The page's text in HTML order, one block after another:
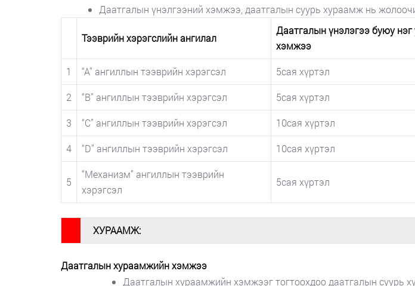
Даатгалын үнэлгээний хэмжээ, даатгалын суурь хураамж нь
Тээврийн хэрэгслийн ангилал
Даатгалын үнэлэгээ буюу
хэмжээ
1 “A” ангиллын тээврийн хэрэгсэл 5сая хүртэл
2 “B” ангиллын тээврийн хэрэгсэл 5сая хүртэл
3 “C” ангиллын тээврийн хэрэгсэл 10сая хүртэл
4 “D” ангиллын тээврийн хэрэгсэл 10сая хүртэл
5
“Mеханизм” ангиллын тээврийн
хэрэгсэл
5сая хүртэл
ХУРААМЖ:
Даатгалын хураамжийн хэмжээ
Даатгалын хураамжийн хэмжээг тогтоохдоо даатгалын суурь